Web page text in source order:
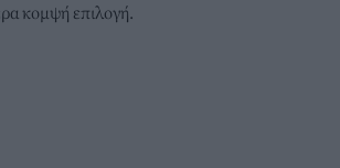
κομψή επιλογή.